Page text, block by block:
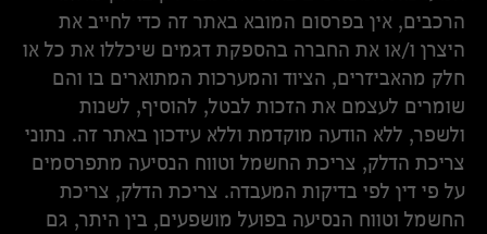
הרכבים, אין בפרסום המובא באתר זה כדי לחייב את
היצרן ו/או את החברה בהספקת דגמים שיכללו את כל או
חלק מהאביזרים, הציוד והמערכות המתוארים בו והם
שומרים לעצמם את הזכות לבטל, להוסיף, לשנות
ולשפר, ללא הודעה מוקדמת וללא עידכון באתר זה. נתוני
צריכת הדלק, צריכת החשמל וטווח הנסיעה מתפרסמים
על פי דין לפי בדיקות המעבדה. צריכת הדלק, צריכת
החשמל וטווח הנסיעה בפועל מושפעים, בין היתר, גם